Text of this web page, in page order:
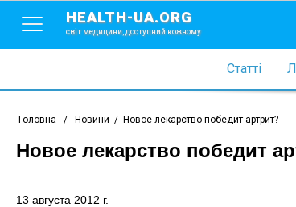
HEALTH-UA.ORG
світ медицини, доступний кожному
Статті
Головна / Новини / Новое лекарство победит артрит?
Новое лекарство победит
13 августа 2012 г.